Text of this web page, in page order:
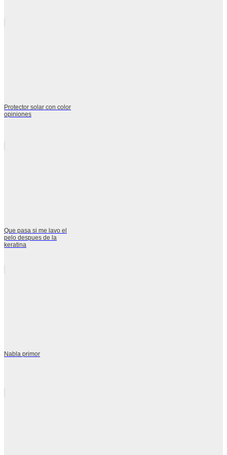
Protector solar con color
opiniones
Que pasa si me lavo el
pelo despues de la
keratina
Nabla primor